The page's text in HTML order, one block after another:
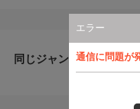
エラー
通信に問題が
同じジャンルのおすすめ